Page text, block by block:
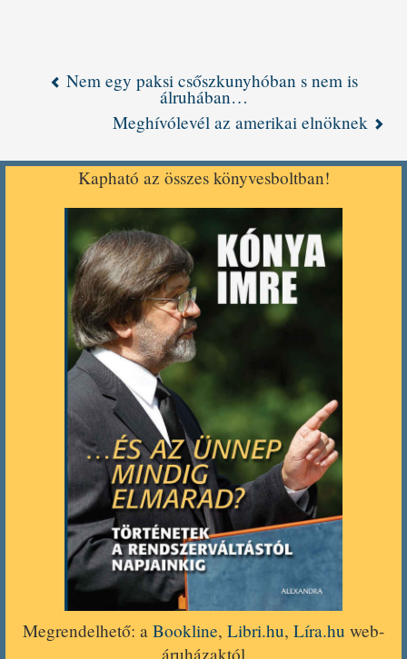
Nem egy paksi csőszkunyhóban s nem is
álruhában…
Meghívólevél az amerikai elnöknek
Kapható az összes könyvesboltban!
Megrendelhető: a Bookline, Libri.hu, Líra.hu web-
áruházaktól